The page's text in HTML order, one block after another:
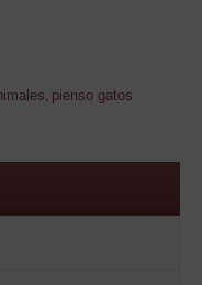
pienso gatos